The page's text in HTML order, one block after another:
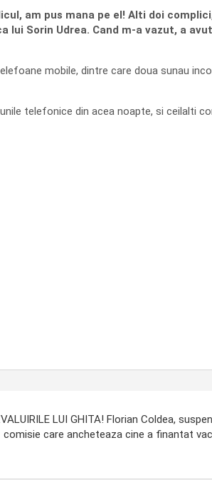
am pus mana pe el! Alti doi
Sorin Udrea. Cand m-a vazut, a
mobile, dintre care doua sunau
telefonice din acea noapte, si ceilalti
LUI GHITA! Florian Coldea,
comisie care ancheteaza cine a finantat